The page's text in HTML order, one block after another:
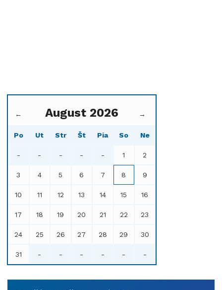
← August 2026 →
Po Ut Str Št Pia So Ne
- - - - - 1 2
3 4 5 6 7 8 9
10 11 12 13 14 15 16
17 18 19 20 21 22 23
24 25 26 27 28 29 30
31 - - - - - -